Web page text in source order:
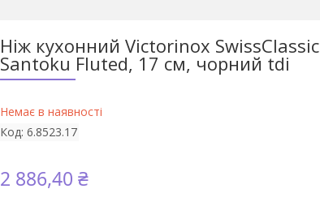
Ніж кухонний Victorinox SwissClassic
Santoku Fluted, 17 см, чорний tdi
Немає в наявності
Код: 6.8523.17
2 886,40 ₴